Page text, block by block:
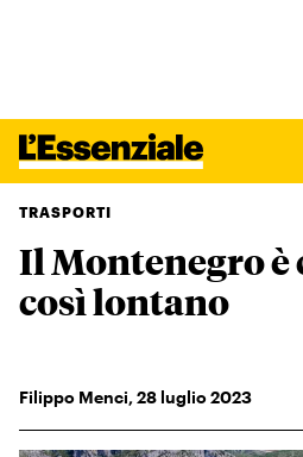
Xxx
Leggi Internazionale
L’ESSENZIALE
Ultimi articoli
INTERNAZIONALE
TRASPORTI
Il Montenegro è
così lontano
Filippo Menci,28 luglio 2023